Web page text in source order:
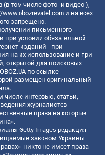
том числе фото- и видео-),
www.obozrevatel.com и на всех
запрещено.
письменного
при условии обязательной
изданий - при
на их использование и при
открытой для поисковых
по ссылке
размещен оригинальный
числе интервью, статьи,
журналистов
права на которые
Getty Images редакция
законом Украины
никто не имеет права